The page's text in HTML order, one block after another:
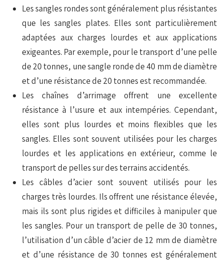
Les sangles rondes sont généralement plus résistantes
que les sangles plates. Elles sont particulièrement
adaptées aux charges lourdes et aux applications
exigeantes. Par exemple, pour le transport d’une pelle
de 20 tonnes, une sangle ronde de 40 mm de diamètre
et d’une résistance de 20 tonnes est recommandée.
Les chaînes d’arrimage offrent une excellente
résistance à l’usure et aux intempéries. Cependant,
elles sont plus lourdes et moins flexibles que les
sangles. Elles sont souvent utilisées pour les charges
lourdes et les applications en extérieur, comme le
transport de pelles sur des terrains accidentés.
Les câbles d’acier sont souvent utilisés pour les
charges très lourdes. Ils offrent une résistance élevée,
mais ils sont plus rigides et difficiles à manipuler que
les sangles. Pour un transport de pelle de 30 tonnes,
l’utilisation d’un câble d’acier de 12 mm de diamètre
et d’une résistance de 30 tonnes est généralement